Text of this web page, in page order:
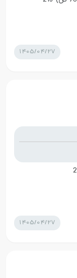
1405/04/27
1405/04/27